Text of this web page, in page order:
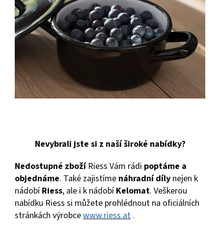
Nevybrali jste si z naší široké nabídky?
Nedostupné zboží Riess Vám rádi poptáme a
objednáme. Také zajistíme náhradní díly nejen k
nádobíRiess, ale i k nádobíKelomat. Veškerou
nabídku Riess si můžete prohlédnout na oficiálních
stránkách výrobcewww.riess.at .